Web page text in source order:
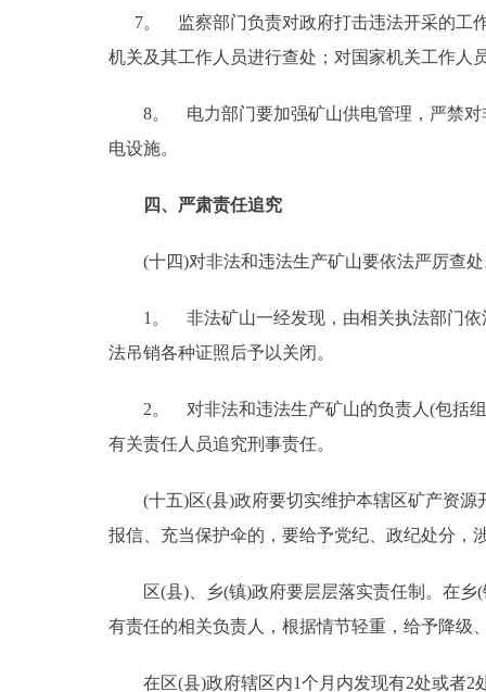
7。 监察部门负责对政府打击违法开采的工作
机关及其工作人员进行查处；对国家机关工作人
8。 电力部门要加强矿山供电管理，严禁对非
电设施。
四、严肃责任追究
(十四)对非法和违法生产矿山要依法严厉查处
1。 非法矿山一经发现，由相关执法部门依法
法吊销各种证照后予以关闭。
2。 对非法和违法生产矿山的负责人(包括组
有关责任人员追究刑事责任。
(十五)区(县)政府要切实维护本辖区矿产资源
报信、充当保护伞的，要给予党纪、政纪处分，
区(县)、乡(镇)政府要层层落实责任制。在乡(
有责任的相关负责人，根据情节轻重，给予降级
在区(县)政府辖区内1个月内发现有2处或者2